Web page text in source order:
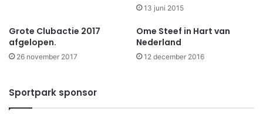
13 juni 2015
Grote Clubactie 2017
afgelopen.
26 november 2017
Ome Steef in Hart van
Nederland
12 december 2016
Sportpark sponsor